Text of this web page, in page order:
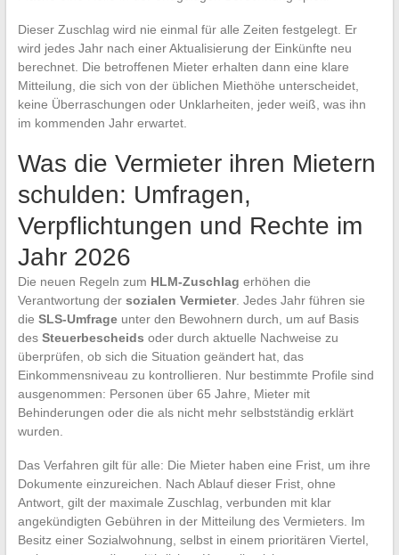
Dieser Zuschlag wird nie einmal für alle Zeiten festgelegt. Er
wird jedes Jahr nach einer Aktualisierung der Einkünfte neu
berechnet. Die betroffenen Mieter erhalten dann eine klare
Mitteilung, die sich von der üblichen Miethöhe unterscheidet,
keine Überraschungen oder Unklarheiten, jeder weiß, was ihn
im kommenden Jahr erwartet.
Was die Vermieter ihren Mietern
schulden: Umfragen,
Verpflichtungen und Rechte im
Jahr 2026
Die neuen Regeln zum HLM-Zuschlag erhöhen die
Verantwortung der sozialen Vermieter. Jedes Jahr führen sie
die SLS-Umfrageunter den Bewohnern durch, um auf Basis
des Steuerbescheids oder durch aktuelle Nachweise zu
überprüfen, ob sich die Situation geändert hat, das
Einkommensniveau zu kontrollieren. Nur bestimmte Profile sind
ausgenommen: Personen über 65 Jahre, Mieter mit
Behinderungen oder die als nicht mehr selbstständig erklärt
wurden.
Das Verfahren gilt für alle: Die Mieter haben eine Frist, um ihre
Dokumente einzureichen. Nach Ablauf dieser Frist, ohne
Antwort, gilt der maximale Zuschlag, verbunden mit klar
angekündigten Gebühren in der Mitteilung des Vermieters. Im
Besitz einer Sozialwohnung, selbst in einem prioritären Viertel,